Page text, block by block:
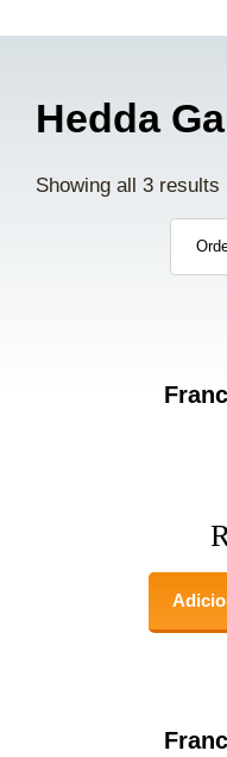
Hedda
Showing all 3 results